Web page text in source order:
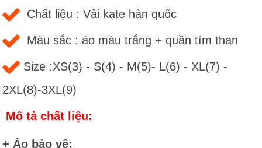
Chất liệu : Vải kate hàn quốc
Màu sắc : áo màu trắng + quần tím than
Size :XS(3) - S(4) - M(5)- L(6) - XL(7) -
2XL(8)-3XL(9)
Mô tả chất liệu:
+ Áo bảo vệ: